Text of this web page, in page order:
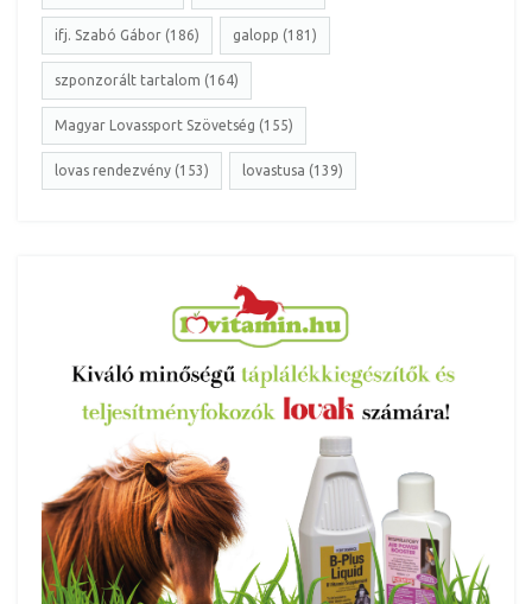
ifj. Szabó Gábor (186) galopp (181)
szponzorált tartalom (164)
Magyar Lovassport Szövetség (155)
lovas rendezvény (153) lovastusa (139)